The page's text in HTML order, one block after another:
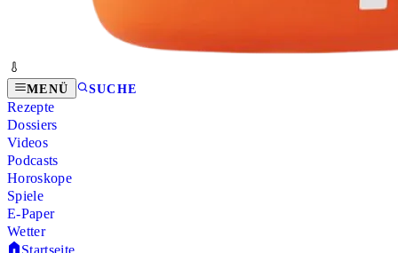
MENÜ SUCHE
Rezepte
Dossiers
Videos
Podcasts
Horoskope
Spiele
E-Paper
Wetter